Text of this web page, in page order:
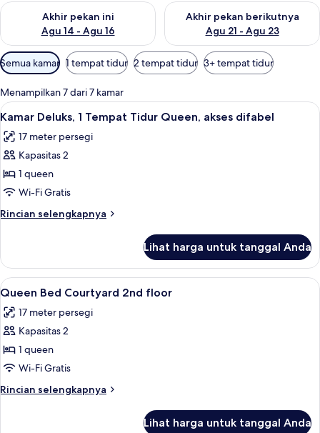
Akhir pekan ini
Agu 14 - Agu 16
Periksa ketersediaan untuk akhir pekan ini Agu 14 - Agu 16
Akhir pekan berikutnya
Agu 21 - Agu 23
Periksa ketersediaan untuk
Filter
tersedia
untuk
kamar
Semua kamar 1 tempat tidur 2 tempat tidur 3+ tempat tidur
Menampilkan 7 dari 7 kamar
Lihat
semua
foto
untuk
Kamar
Deluks,
1
Tempat
Queen,
akses
difabel
Kamar Deluks, 1 Tempat Tidur
10
Kamar Deluks, 1 Tempat Tidur Queen, akses difabel
17 meter persegi
Kapasitas 2
1 queen
Wi-Fi Gratis
Rincian selengkapnya
Rincian
Kamar
Deluks,
1
Tidur
Queen,
difabel
Lihat harga untuk tanggal Anda
Lihat
semua
foto
untuk
Queen
Bed
Courtyard
2nd
Queen Bed Courtyard 2nd floor |
10
Queen Bed Courtyard 2nd floor
17 meter persegi
Kapasitas 2
1 queen
Wi-Fi Gratis
Rincian selengkapnya
Rincian
Lihat harga untuk tanggal Anda